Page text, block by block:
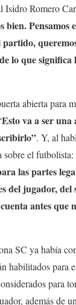
Isidro Romero
bien. Pensamos
lo que significa
abierta para
Esto va a ser una
. Y, al
sobre el futbolista:
las partes
del jugador, del
antes que
SC ya había
habilitados para
para
además de